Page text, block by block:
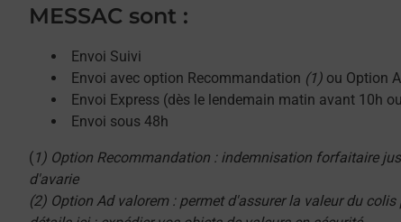
MESSAC sont :
Envoi Suivi
Envoi avec option Recommandation (1) ou Option
Envoi Express (dès le lendemain matin avant 10h
Envoi sous 48h
( 1) Option Recommandation : indemnisation forfaitaire
d'avarie
(2) Option Ad valorem : permet d'assurer la valeur du